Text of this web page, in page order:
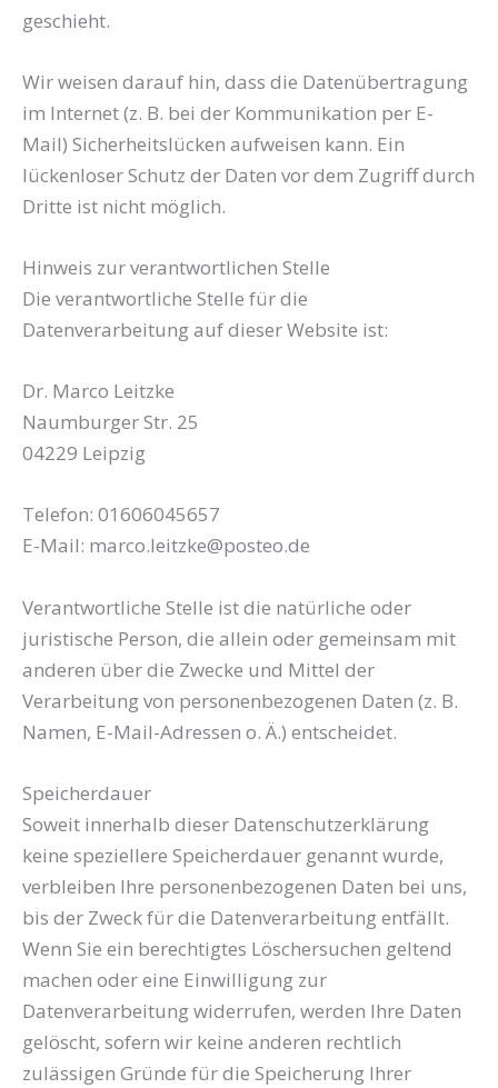
geschieht.
Wir weisen darauf hin, dass die Datenübertragung
im Internet (z. B. bei der Kommunikation per E-
Mail) Sicherheitslücken aufweisen kann. Ein
lückenloser Schutz der Daten vor dem Zugriff durch
Dritte ist nicht möglich.
Hinweis zur verantwortlichen Stelle
Die verantwortliche Stelle für die
Datenverarbeitung auf dieser Website ist:
Dr. Marco Leitzke
Naumburger Str. 25
04229 Leipzig
Telefon: 01606045657
E-Mail: marco.leitzke@posteo.de
Verantwortliche Stelle ist die natürliche oder
juristische Person, die allein oder gemeinsam mit
anderen über die Zwecke und Mittel der
Verarbeitung von personenbezogenen Daten (z. B.
Namen, E-Mail-Adressen o. Ä.) entscheidet.
Speicherdauer
Soweit innerhalb dieser Datenschutzerklärung
keine speziellere Speicherdauer genannt wurde,
verbleiben Ihre personenbezogenen Daten bei uns,
bis der Zweck für die Datenverarbeitung entfällt.
Wenn Sie ein berechtigtes Löschersuchen geltend
machen oder eine Einwilligung zur
Datenverarbeitung widerrufen, werden Ihre Daten
gelöscht, sofern wir keine anderen rechtlich
zulässigen Gründe für die Speicherung Ihrer